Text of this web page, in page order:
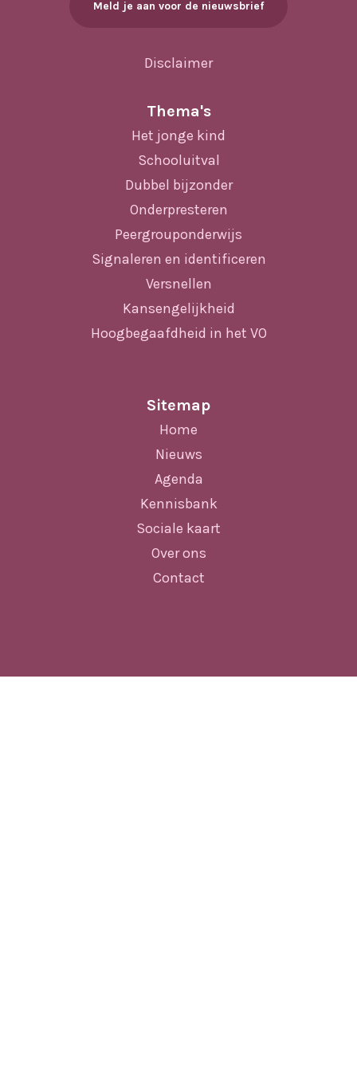
Meld je aan voor de nieuwsbrief
Disclaimer
Thema's
Het jonge kind
Schooluitval
Dubbel bijzonder
Onderpresteren
Peergrouponderwijs
Signaleren en identificeren
Versnellen
Kansengelijkheid
Hoogbegaafdheid in het VO
Sitemap
Home
Nieuws
Agenda
Kennisbank
Sociale kaart
Over ons
Contact